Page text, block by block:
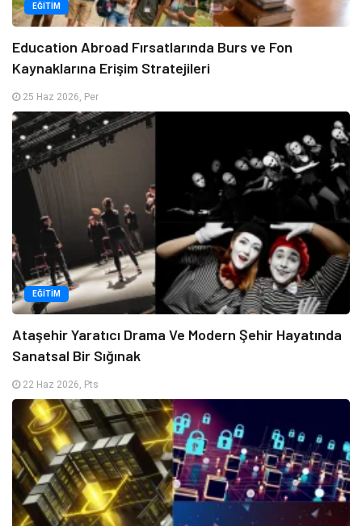
EĞITIM
Education Abroad Fırsatlarında Burs ve Fon
Kaynaklarına Erişim Stratejileri
25 Haz 2026, Per
EĞITIM
Ataşehir Yaratıcı Drama Ve Modern Şehir Hayatında
Sanatsal Bir Sığınak
22 Haz 2026, Pts